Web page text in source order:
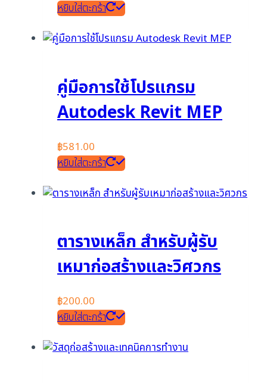
หยิบใส่ตะกร้า
คู่มือการใช้โปรแกรม
Autodesk Revit MEP
฿581.00
หยิบใส่ตะกร้า
ตารางเหล็ก สำหรับผู้รับ
เหมาก่อสร้างและวิศวกร
฿200.00
หยิบใส่ตะกร้า